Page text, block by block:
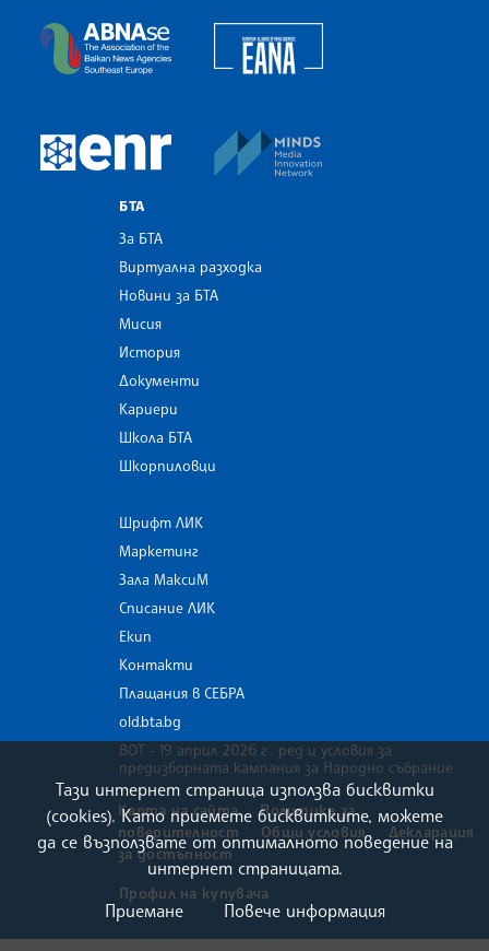
The Assocoation of the Balkan News Agencies
European Newsroom
БТА
За БТА
Виртуална разходка
Новини за БТА
Мисия
История
Документи
Кариери
Школа БТА
Шкорпиловци
Шрифт ЛИК
Маркетинг
Зала МаксиМ
Списание ЛИК
Екип
Контакти
Плащания в СЕБРА
old.bta.bg
ВОТ - 19 април 2026 г . ред и условия за
предизборната кампания за Народно събрание
Карта на сайта
Политика за
поверителност
Общи условия
Декларация
за достъпност
Профил на купувача
Тази интернет страница използва бисквитки
(cookies). Като приемете бисквитките, можете
да се възползвате от оптималното поведение на
интернет страницата.
Приемане
Повече информация